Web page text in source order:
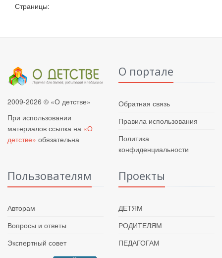
Страницы:
2009-2026 © «О детстве»
При использовании
материалов ссылка на «О
детстве» обязательна
О портале
Обратная связь
Правила использования
Политика
конфиденциальности
Пользователям
Авторам
Вопросы и ответы
Экспертный совет
Проекты
ДЕТЯМ
РОДИТЕЛЯМ
ПЕДАГОГАМ